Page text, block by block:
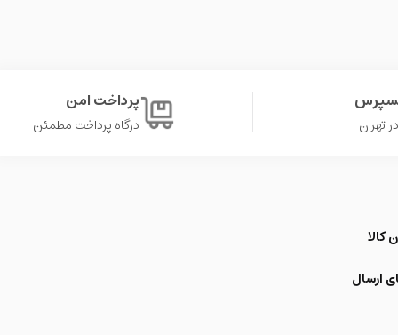
پرداخت امن
درگاه پرداخت مطمئن
کالا
ارسال